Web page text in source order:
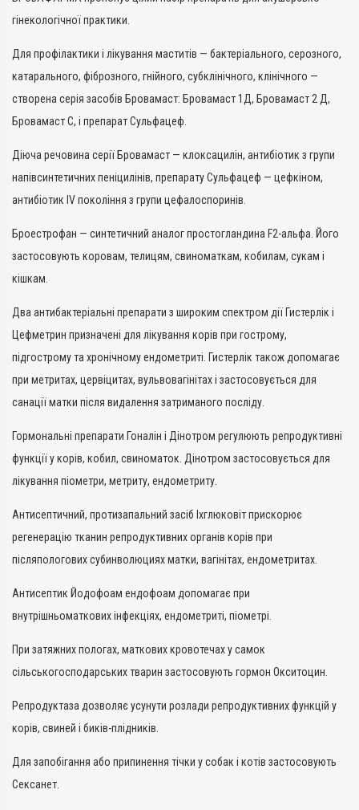
гінекологічної практики.
Для профілактики і лікування маститів — бактеріального, серозного,
катарального, фіброзного, гнійного, субклінічного, клінічного —
створена серія засобів Бровамаст: Бровамаст 1Д, Бровамаст 2 Д,
Бровамаст С, і препарат Сульфацеф.
Діюча речовина серії Бровамаст — клоксацилін, антибіотик з групи
напівсинтетичних пеніцилінів, препарату Сульфацеф — цефкіном,
антибіотик IV покоління з групи цефалоспоринів.
Броестрофан — синтетичний аналог простогландина F2-альфа. Його
застосовують коровам, телицям, свиноматкам, кобилам, сукам і
кішкам.
Два антибактеріальні препарати з широким спектром дії Гистерлік і
Цефметрин призначені для лікування корів при гострому,
підгострому та хронічному ендометриті. Гистерлік також допомагає
при метритах, цервіцитах, вульвовагінітах і застосовується для
санації матки після видалення затриманого посліду.
Гормональні препарати Гоналін і Дінотром регулюють репродуктивні
функції у корів, кобил, свиноматок. Дінотром застосовується для
лікування піометри, метриту, ендометриту.
Антисептичний, протизапальний засіб Іхглюковіт прискорює
регенерацію тканин репродуктивних органів корів при
післяпологових субинволюциях матки, вагінітах, ендометритах.
Антисептик Йодофоам ендофоам допомагає при
внутрішньоматкових інфекціях, ендометриті, піометрі.
При затяжних пологах, маткових кровотечах у самок
сільськогосподарських тварин застосовують гормон Окситоцин.
Репродуктаза дозволяє усунути розлади репродуктивних функцій у
корів, свиней і биків-плідників.
Для запобігання або припинення тічки у собак і котів застосовують
Сексанет.